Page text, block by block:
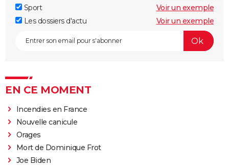
Sport
Voir un exemple
Les dossiers d'actu
Voir un exemple
EN CE MOMENT
Incendies en France
Nouvelle canicule
Orages
Mort de Dominique Frot
Joe Biden